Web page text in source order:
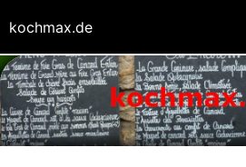
kochmax.de